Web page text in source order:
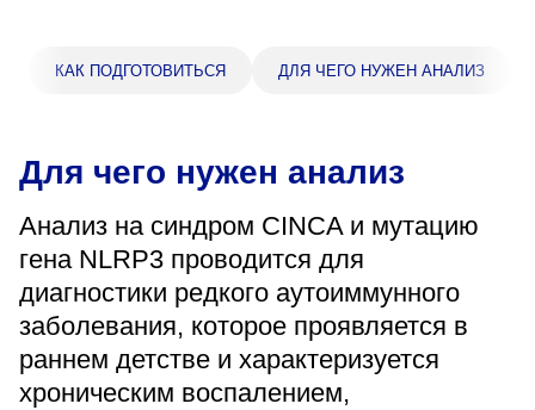
Понедельник — пятница 7:30–20:00
+7 (4742) 55-55-43
Санаторий-профилакторий
«Парус»
Адрес
399000, г. Липецк, Плехановское лесничество,
Ленинский лесхоз, квартал 67
КАК ПОДГОТОВИТЬСЯ ДЛЯ ЧЕГО НУЖЕН АНАЛИЗ
Для чего нужен анализ
Анализ на синдром CINCA и мутацию
гена NLRP3 проводится для
диагностики редкого аутоиммунного
заболевания, которое проявляется в
раннем детстве и характеризуется
хроническим воспалением,